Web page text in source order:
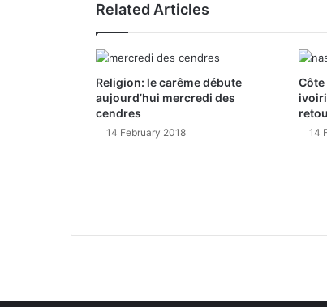
Related Articles
Religion: le carême débute
aujourd’hui mercredi des
cendres
14 February 2018
Côte
14